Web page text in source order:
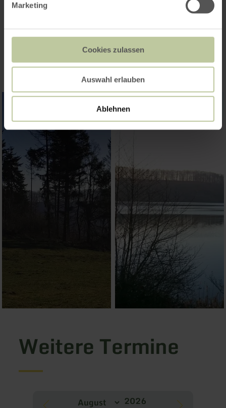
Marketing
Cookies zulassen
Auswahl erlauben
Ablehnen
Impressionen
Weitere Termine